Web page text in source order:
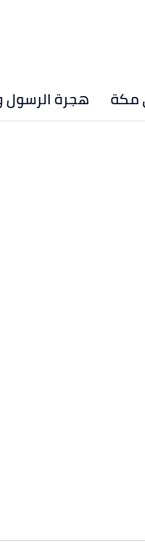
مكة هجرة الرسول